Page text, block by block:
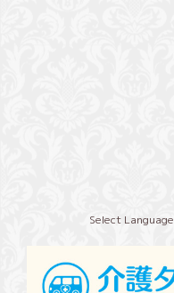
Select Language